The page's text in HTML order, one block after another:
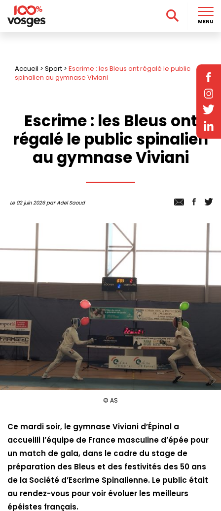
Accueil > Sport > Escrime : les Bleus ont régalé le public
spinalien au gymnase Viviani
Escrime : les Bleus ont
régalé le public spinalien
au gymnase Viviani
Le 02 juin 2026 par Adel Saoud
© AS
Ce mardi soir, le gymnase Viviani d’Épinal a
accueilli l’équipe de France masculine d’épée pour
un match de gala, dans le cadre du stage de
préparation des Bleus et des festivités des 50 ans
de la Société d’Escrime Spinalienne. Le public était
au rendez-vous pour voir évoluer les meilleurs
épéistes français.
MENU